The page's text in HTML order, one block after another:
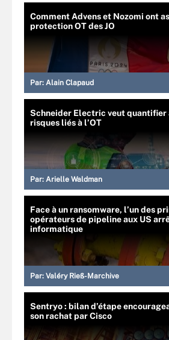
Comment Advens et Nozomi ont
protection OT des JO
Par: Alain Clapaud
Schneider Electric veut quantifier
risques liés à l’OT
Par: Arielle Waldman
Face à un ransomware, l’un des
opérateurs de pipeline aux US
informatique
Par: Valéry Rieß-Marchive
Sentryo : bilan d’étape
son rachat par Cisco